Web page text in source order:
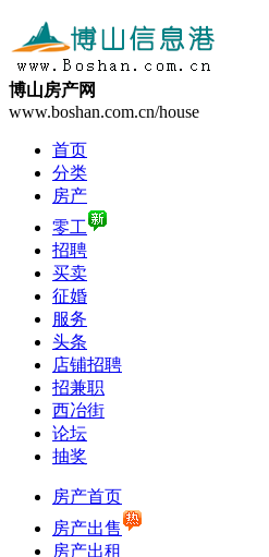
博山房产网
www.boshan.com.cn/house
首页
分类
房产
零工
招聘
买卖
征婚
服务
头条
店铺招聘
招兼职
西冶街
论坛
抽奖
房产首页
房产出售
房产出租